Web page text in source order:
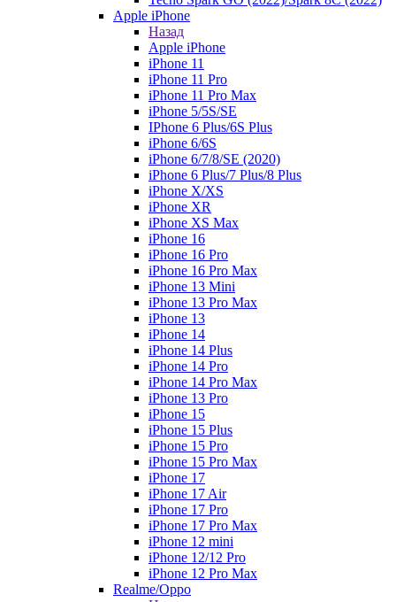
Apple iPhone
Назад
Apple iPhone
iPhone 11
iPhone 11 Pro
iPhone 11 Pro Max
iPhone 5/5S/SE
IPhone 6 Plus/6S Plus
iPhone 6/6S
iPhone 6/7/8/SE (2020)
iPhone 6 Plus/7 Plus/8 Plus
iPhone X/XS
iPhone XR
iPhone XS Max
iPhone 16
iPhone 16 Pro
iPhone 16 Pro Max
iPhone 13 Mini
iPhone 13 Pro Max
iPhone 13
iPhone 14
iPhone 14 Plus
iPhone 14 Pro
iPhone 14 Pro Max
iPhone 13 Pro
iPhone 15
iPhone 15 Plus
iPhone 15 Pro
iPhone 15 Pro Max
iPhone 17
iPhone 17 Air
iPhone 17 Pro
iPhone 17 Pro Max
iPhone 12 mini
iPhone 12/12 Pro
iPhone 12 Pro Max
Realme/Oppo